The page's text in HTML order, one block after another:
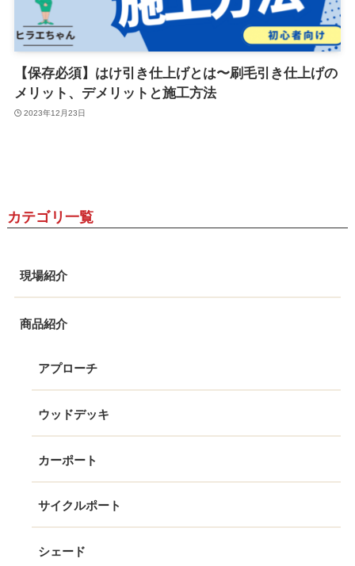
【保存必須】はけ引き仕上げとは〜刷毛引き仕上げの
メリット、デメリットと施工方法
2023年12月23日
カテゴリ一覧
現場紹介
商品紹介
アプローチ
ウッドデッキ
カーポート
サイクルポート
シェード